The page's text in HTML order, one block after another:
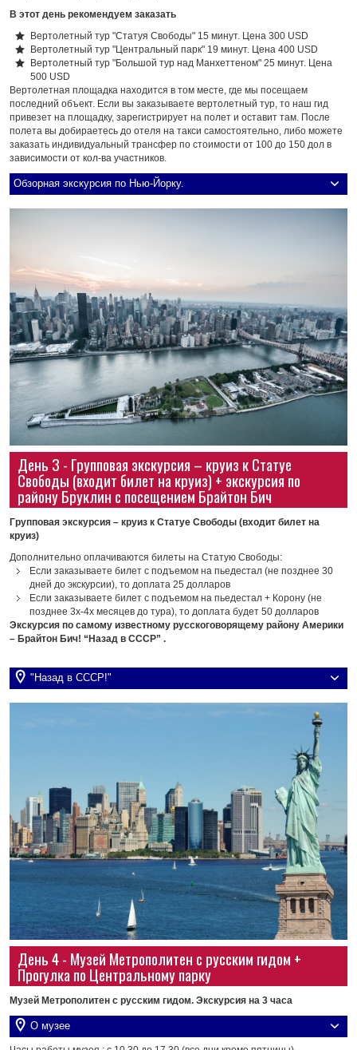
В этот день рекомендуем заказать
Вертолетный тур "Статуя Свободы" 15 минут. Цена 300 USD
Вертолетный тур "Центральный парк" 19 минут. Цена 400 USD
Вертолетный тур "Большой тур над Манхеттеном" 25 минут. Цена
500 USD
Вертолетная площадка находится в том месте, где мы посещаем
последний объект. Если вы заказываете вертолетный тур, то наш гид
привезет на площадку, зарегистрирует на полет и оставит там. После
полета вы добираетесь до отеля на такси самостоятельно, либо можете
заказать индивидуальный трансфер по стоимости от 100 до 150 дол в
зависимости от кол-ва участников.
Обзорная экскурсия по Нью-Йорку.
День 3 - Групповая экскурсия – круиз к Статуе
Свободы (входит билет на круиз) + экскурсия по
району Бруклин с посещением Брайтон Бич
Групповая экскурсия – круиз к Статуе Свободы (входит билет на
круиз)
Дополнительно оплачиваются билеты на Статую Свободы:
Если заказываете билет с подъемом на пьедестал (не позднее 30
дней до экскурсии), то доплата 25 долларов
Если заказываете билет с подъемом на пьедестал + Корону (не
позднее 3х-4х месяцев до тура), то доплата будет 50 долларов
Экскурсия по самому известному русскоговорящему району Америки
– Брайтон Бич! “Назад в СССР” .
"Назад в СССР!"
День 4 - Музей Метрополитен с русским гидом +
Прогулка по Центральному парку
Музей Метрополитен с русским гидом. Экскурсия на 3 часа
О музее